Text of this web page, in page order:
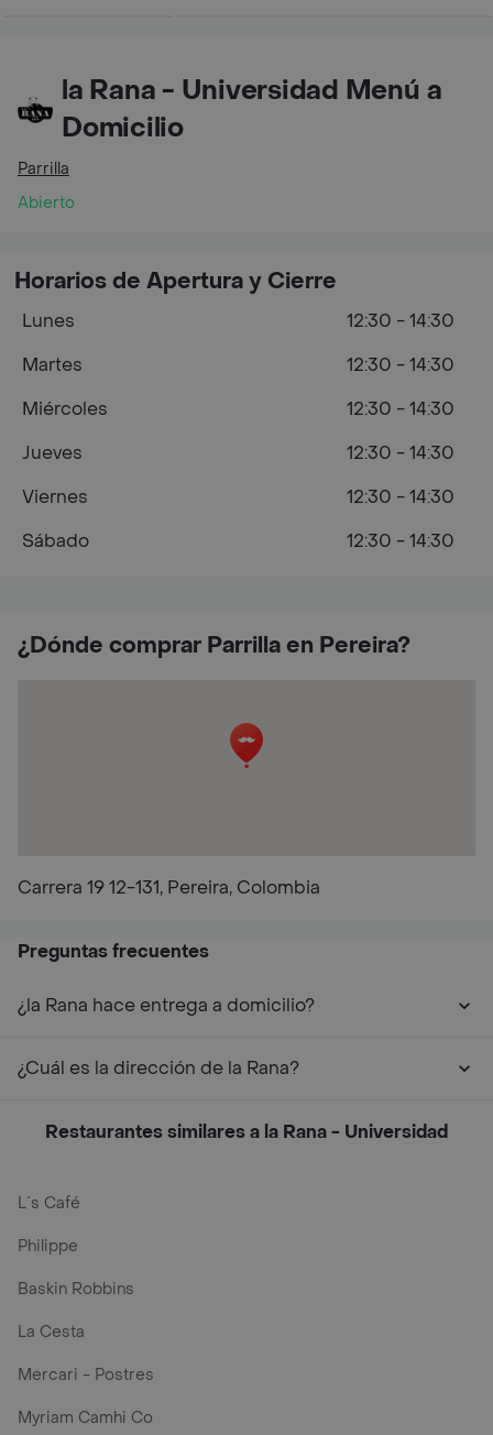
la Rana - Universidad Menú a
Domicilio
Parrilla
Abierto
¿Dónde comprar Parrilla en Pereira?
Carrera 19 12-131, Pereira, Colombia
Horarios de Apertura y Cierre
Lunes
12:30 - 14:30
Martes
12:30 - 14:30
Miércoles
12:30 - 14:30
Jueves
12:30 - 14:30
Viernes
12:30 - 14:30
Sábado
12:30 - 14:30
Preguntas frecuentes
¿la Rana hace entrega a domicilio?
¿Cuál es la dirección de la Rana?
Restaurantes similares a la Rana - Universidad
L´s Café
Philippe
Baskin Robbins
La Cesta
Mercari - Postres
Myriam Camhi Co